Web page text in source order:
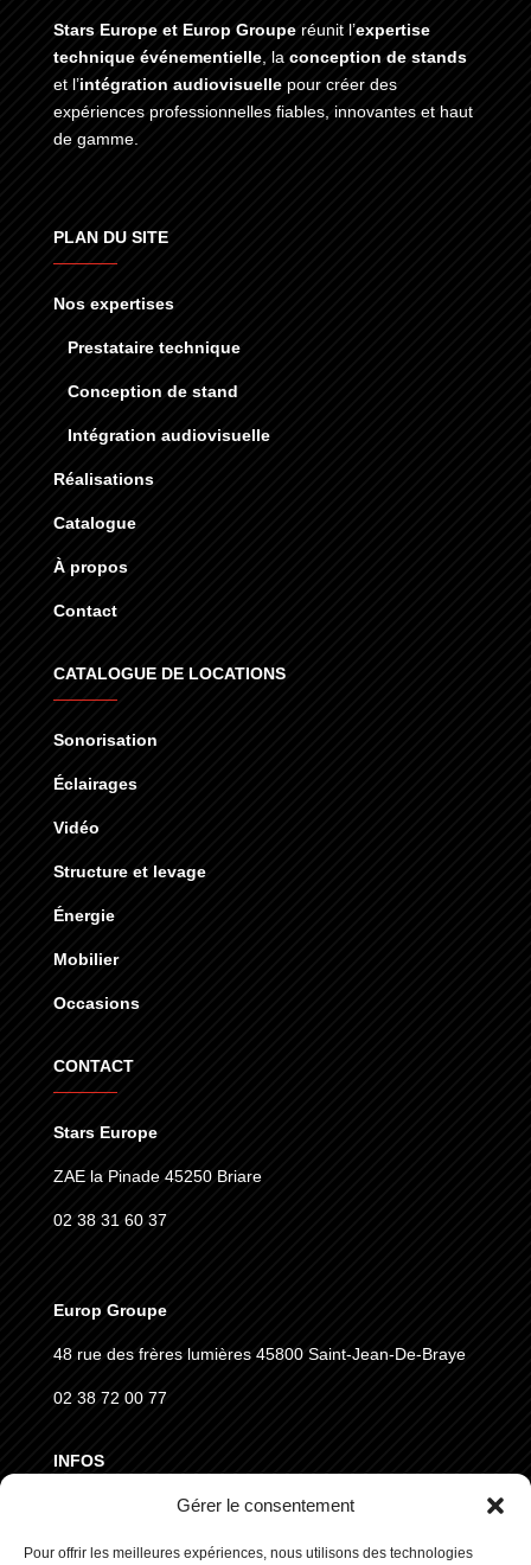
Gérer le consentement
Pour offrir les meilleures expériences, nous utilisons des technologies
Stars Europe et Europ Groupe réunit l’expertise
technique événementielle, la conception de stands
et l’intégration audiovisuellepour créer des
expériences professionnelles fiables, innovantes et haut
de gamme.
PLAN DU SITE
Nos expertises
Prestataire technique
Conception de stand
Intégration audiovisuelle
Réalisations
Catalogue
À propos
Contact
CATALOGUE DE LOCATIONS
Sonorisation
Éclairages
Vidéo
Structure et levage
Énergie
Mobilier
Occasions
CONTACT
Stars Europe
ZAE la Pinade 45250 Briare
02 38 31 60 37
Europ Groupe
48 rue des frères lumières 45800 Saint-Jean-De-Braye
02 38 72 00 77
INFOS
CGVD